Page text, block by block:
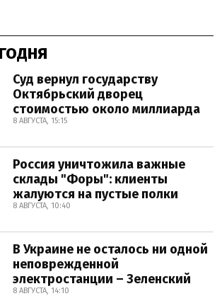
Суд вернул государству
Октябрьский дворец
стоимостью около миллиарда
8 АВГУСТА, 15:15
Россия уничтожила важные
склады "Форы": клиенты
жалуются на пустые полки
8 АВГУСТА, 10:40
В Украине не осталось ни одной
неповрежденной
электростанции – Зеленский
8 АВГУСТА, 14:10